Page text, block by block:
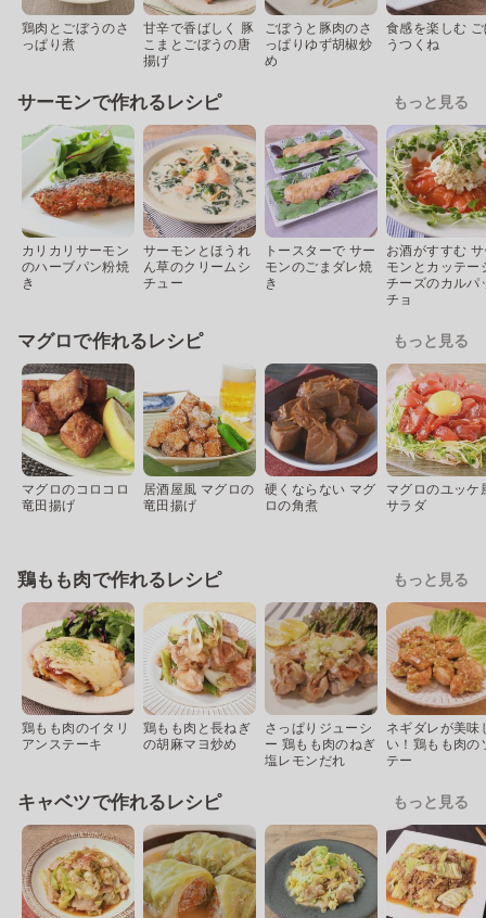
鶏肉とごぼうのさ
っぱり煮
甘辛で香ばしく 豚
こまとごぼうの唐
揚げ
ごぼうと豚肉のさ
っぱりゆず胡椒炒
め
食感を楽しむ
うつくね
サーモンで作れるレシピ もっと見る
カリカリサーモン
のハーブパン粉焼
き
サーモンとほうれ
ん草のクリームシ
チュー
トースターで サー
モンのごまダレ焼
き
お酒がすすむ
モンとカッテー
チーズのカルパ
チョ
マグロで作れるレシピ もっと見る
マグロのコロコロ
竜田揚げ
居酒屋風 マグロの
竜田揚げ
硬くならない マグ
ロの角煮
マグロのユッケ
サラダ
鶏もも肉で作れるレシピ もっと見る
鶏もも肉のイタリ
アンステーキ
鶏もも肉と長ねぎ
の胡麻マヨ炒め
さっぱりジューシ
ー 鶏もも肉のねぎ
塩レモンだれ
ネギダレが美味
い！鶏もも肉の
テー
キャベツで作れるレシピ もっと見る